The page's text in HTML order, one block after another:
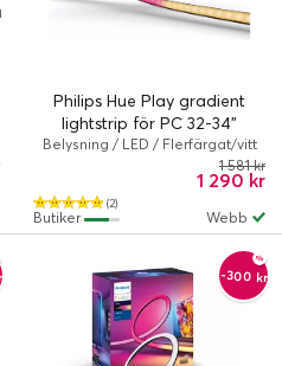
Philips Hue Play gradient
lightstrip för PC 32-34"
Belysning / LED / Flerfärgat/vitt
ljus / Philips Hue Play
(2)
1 290 kr
1 581 kr
Webb
Butiker
-300 kr